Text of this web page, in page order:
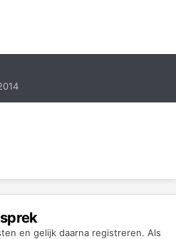
en gelijk daarna registreren. Als